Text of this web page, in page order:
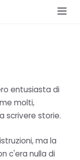
entusiasta di
molti,
scrivere storie.
ma la
c'era nulla di